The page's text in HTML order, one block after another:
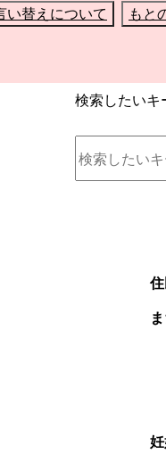
い替えについて もと
検索したいキ